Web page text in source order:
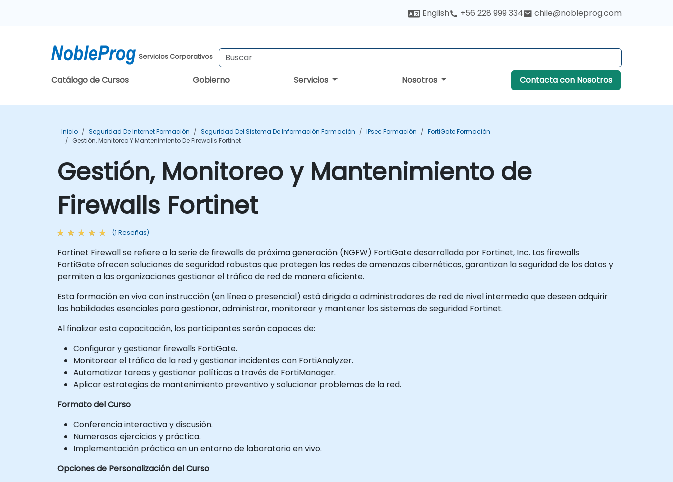
English +56 228 999 334 chile@nobleprog.com
Servicios Corporativos
Catálogo de Cursos Gobierno Servicios Nosotros Contacta con Nosotros
Inicio Seguridad De Internet Formación Seguridad Del Sistema De Información Formación IPsec Formación
FortiGate Formación
Gestión, Monitoreo Y Mantenimiento De Firewalls Fortinet
Gestión, Monitoreo y Mantenimiento de
Firewalls Fortinet
(1 Reseñas)
Fortinet Firewall se refiere a la serie de firewalls de próxima generación (NGFW) FortiGate desarrollada por Fortinet, Inc. Los firewalls
FortiGate ofrecen soluciones de seguridad robustas que protegen las redes de amenazas cibernéticas, garantizan la seguridad de los datos y
permiten a las organizaciones gestionar el tráfico de red de manera eficiente.
Esta formación en vivo con instrucción (en línea o presencial) está dirigida a administradores de red de nivel intermedio que deseen adquirir
las habilidades esenciales para gestionar, administrar, monitorear y mantener los sistemas de seguridad Fortinet.
Al finalizar esta capacitación, los participantes serán capaces de:
Configurar y gestionar firewalls FortiGate.
Monitorear el tráfico de la red y gestionar incidentes con FortiAnalyzer.
Automatizar tareas y gestionar políticas a través de FortiManager.
Aplicar estrategias de mantenimiento preventivo y solucionar problemas de la red.
Formato del Curso
Conferencia interactiva y discusión.
Numerosos ejercicios y práctica.
Implementación práctica en un entorno de laboratorio en vivo.
Opciones de Personalización del Curso